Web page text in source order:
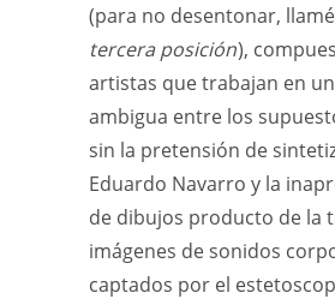
(para no desentonar,
tercera posición),
artistas que trabajan en
ambigua entre los
sin la pretensión de
Eduardo Navarro y la
de dibujos producto de la
imágenes de sonidos
captados por el